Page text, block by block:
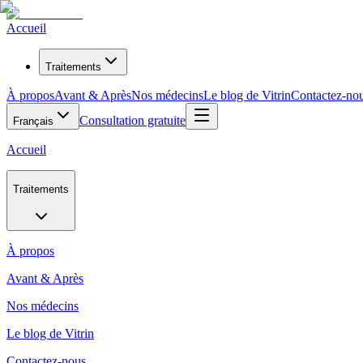
Accueil
Traitements
À proposAvant & AprèsNos médecinsLe blog de VitrinContactez-
Français Consultation gratuite
Accueil
Traitements
À propos
Avant & Après
Nos médecins
Le blog de Vitrin